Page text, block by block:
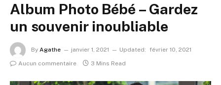
Album Photo Bébé – Gardez
un souvenir inoubliable
By Agathe janvier 1, 2021 Updated: février 10, 2021
Aucun commentaire
3 Mins Read